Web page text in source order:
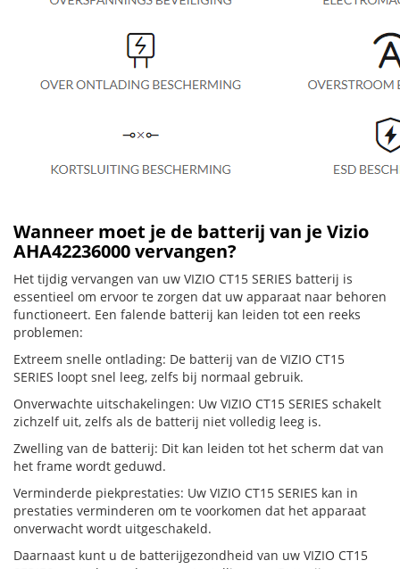
Wanneer moet je de batterij van je Vizio
AHA42236000 vervangen?
Het tijdig vervangen van uw VIZIO CT15 SERIES batterij is
essentieel om ervoor te zorgen dat uw apparaat naar behoren
functioneert. Een falende batterij kan leiden tot een reeks
problemen:
Extreem snelle ontlading: De batterij van de VIZIO CT15
SERIES loopt snel leeg, zelfs bij normaal gebruik.
Onverwachte uitschakelingen: Uw VIZIO CT15 SERIES schakelt
zichzelf uit, zelfs als de batterij niet volledig leeg is.
Zwelling van de batterij: Dit kan leiden tot het scherm dat van
het frame wordt geduwd.
Verminderde piekprestaties: Uw VIZIO CT15 SERIES kan in
prestaties verminderen om te voorkomen dat het apparaat
onverwacht wordt uitgeschakeld.
Daarnaast kunt u de batterijgezondheid van uw VIZIO CT15